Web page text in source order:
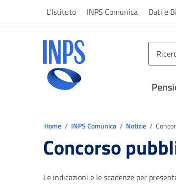
L'Istituto INPS Comunica Dati e
Home INPS Comunica Notizie
Concorso
Le indicazioni e le scadenze per